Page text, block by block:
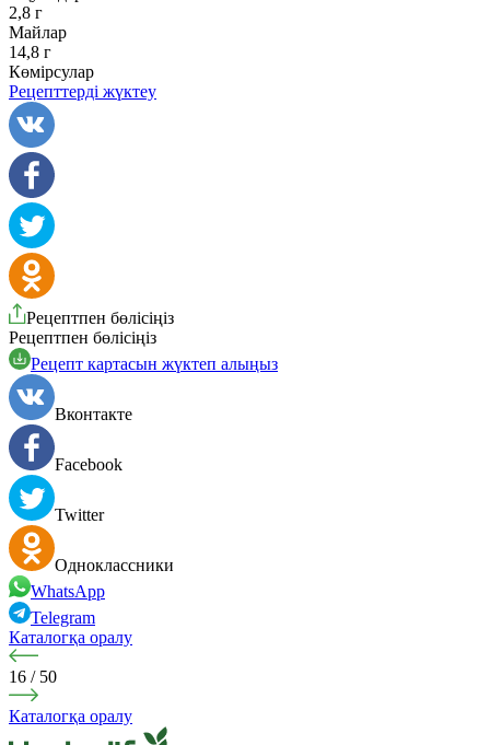
2,8 г
Майлар
14,8 г
Көмірсулар
Рецепттерді жүктеу
Рецептпен бөлісіңіз
Рецептпен бөлісіңіз
Рецепт картасын жүктеп алыңыз
Вконтакте
Facebook
Twitter
Одноклассники
WhatsApp
Telegram
Каталогқа оралу
16 / 50
Каталогқа оралу